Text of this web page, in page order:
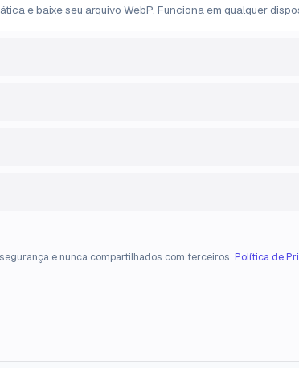
e baixe seu arquivo WebP. Funciona em qualquer
e nunca compartilhados com terceiros. Política de